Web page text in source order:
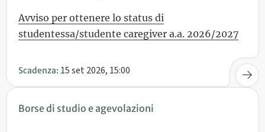
Avviso per ottenere lo status di
studentessa/studente caregiver a.a. 2026/2027
Scadenza: 15 set 2026, 15:00
Borse di studio e agevolazioni